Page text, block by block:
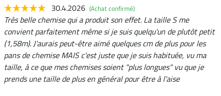
30.4.2026 (Achat confirmé)
Très belle chemise qui a produit son effet. La taille S me
convient parfaitement même si je suis quelqu'un de plutôt petit
(1,58m). J'aurais peut-être aimé quelques cm de plus pour les
pans de chemise MAIS c'est juste que je suis habituée, vu ma
taille, à ce que mes chemises soient "plus longues" vu que je
prends une taille de plus en général pour être à l'aise